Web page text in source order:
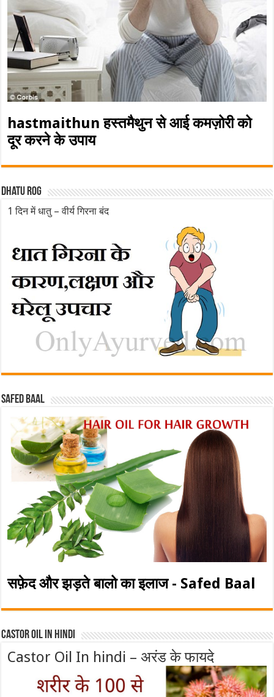
hastmaithun हस्तमैथुन से आई कमज़ोरी को
दूर करने के उपाय
Dhatu rog
1 दिन में धातु – वीर्य गिरना बंद
Safed baal
सफ़ेद और झड़ते बालो का इलाज - Safed Baal
Castor Oil In Hindi
Castor Oil In hindi – अरंड के फायदे